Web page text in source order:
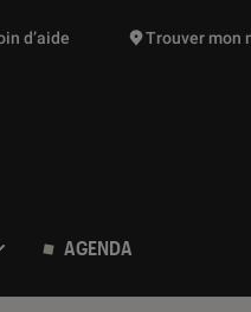
de produits vont vous être
d’aide Trouver mon
AGENDA